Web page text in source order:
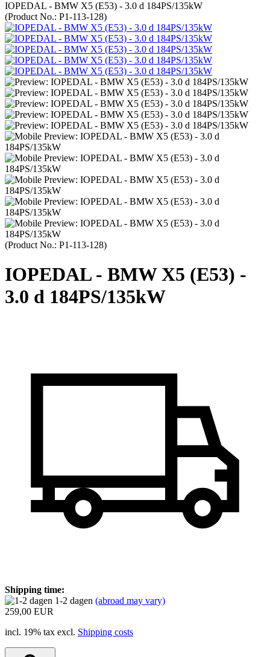
IOPEDAL - BMW X5 (E53) - 3.0 d 184PS/135kW
(Product No.: P1-113-128)
(Product No.: P1-113-128)
IOPEDAL - BMW X5 (E53) -
3.0 d 184PS/135kW
Shipping time:
1-2 dagen (abroad may vary)
259,00 EUR
incl. 19% tax excl. Shipping costs